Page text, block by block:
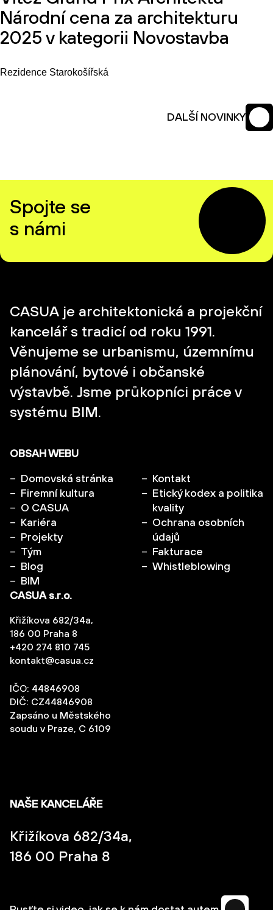
Národní cena za architekturu
2025 v kategorii Novostavba
Rezidence Starokošířská
DALŠÍ NOVINKY
Spojte se
s námi
CASUA je architektonická a projekční
kancelář s tradicí od roku 1991.
Věnujeme se urbanismu, územnímu
plánování, bytové i občanské
výstavbě. Jsme průkopníci práce v
systému BIM.
CASUA s.r.o.
Křižíkova 682/34a,
186 00 Praha 8
+420 274 810 745
kontakt@casua.cz
IČO: 44846908
DIČ: CZ44846908
Zapsáno u Městského
soudu v Praze, C 6109
OBSAH WEBU
Domovská stránka
Firemní kultura
O CASUA
Kariéra
Projekty
Tým
Blog
BIM
Kontakt
Etický kodex a politika
kvality
Ochrana osobních
údajů
Fakturace
Whistleblowing
NAŠE KANCELÁŘE
Křižíkova 682/34a,
186 00 Praha 8